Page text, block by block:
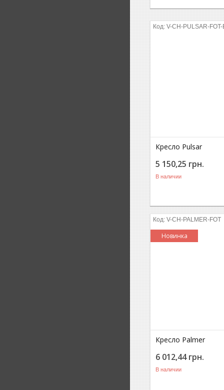
V-CH-PULSAR-FOT-
Кресло Pulsar
5 150,25 грн.
В наличии
V-CH-PALMER-FOT
Новинка
Кресло Palmer
6 012,44 грн.
В наличии